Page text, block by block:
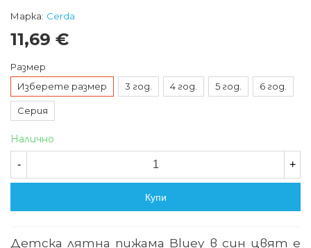
Марка: Cerda
11,69 €
Размер
Изберете размер
3 год. 4 год. 5 год. 6 год.
Серия
Налично
- +
Купи
Детска лятна пижама Bluey в син цвят е